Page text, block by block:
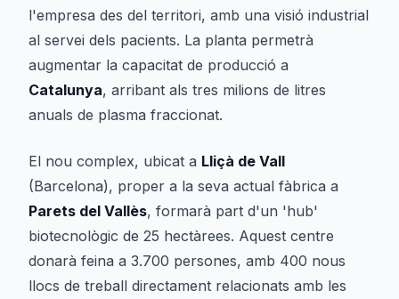
l'empresa des del territori, amb una visió industrial
al servei dels pacients. La planta permetrà
augmentar la capacitat de producció a
Catalunya, arribant als tres milions de litres
anuals de plasma fraccionat.
El nou complex, ubicat a Lliçà de Vall
(Barcelona), proper a la seva actual fàbrica a
Parets del Vallès, formarà part d'un 'hub'
biotecnològic de 25 hectàrees. Aquest centre
donarà feina a 3.700 persones, amb 400 nous
llocs de treball directament relacionats amb les